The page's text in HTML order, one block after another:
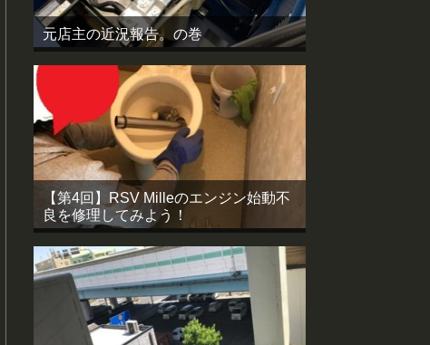
元店主の近況報告。の巻
【第4回】RSV Milleのエンジン始動不
良を修理してみよう！